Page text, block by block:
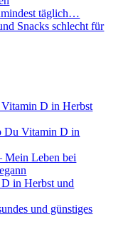
täglich…
Snacks schlecht für
D in Herbst
Du Vitamin D in
Mein Leben bei
in Herbst und
und günstiges